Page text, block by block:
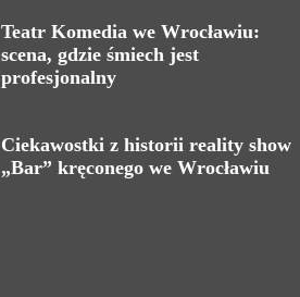
Teatr Komedia we Wrocławiu:
scena, gdzie śmiech jest
profesjonalny
Ciekawostki z historii reality show
„Bar” kręconego we Wrocławiu